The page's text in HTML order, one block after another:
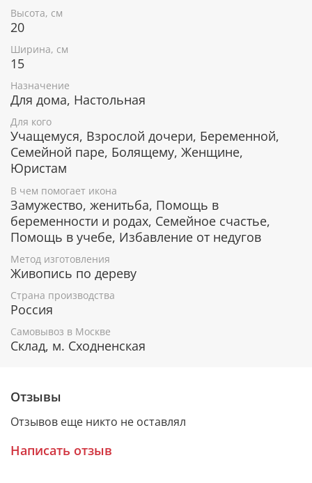
В чем помогает икона Святая
Великомученница Екатерина
Сохранение любви и мира в семье, укрепление
брачных уз.
Помощь в беременности и родах.
Рождение здоровых детей.
Обретение мудрости, кротости и укрепление
веры.
Исцеление от болезней.
сдаче экзаменов.
Помощь в юридических делах.
Гарантия подлинности
номерное свидетельство, в котором подробно
расписана вся информация об иконе:
Имя художника,
Материалы, из которых она изготовлена,
Подарочная упаковка
Каждая икона размещается в красивой деревянной
Высота, см
20
Ширина, см
15
Назначение
Для дома, Настольная
Для кого
Учащемуся, Взрослой дочери, Беременной,
Семейной паре, Болящему, Женщине,
Юристам
В чем помогает икона
Замужество, женитьба, Помощь в
беременности и родах, Семейное счастье,
Помощь в учебе, Избавление от недугов
Метод изготовления
Живопись по дереву
Страна производства
Россия
Самовывоз в Москве
Склад, м. Сходненская
Отзывы
Отзывов еще никто не оставлял
Написать отзыв